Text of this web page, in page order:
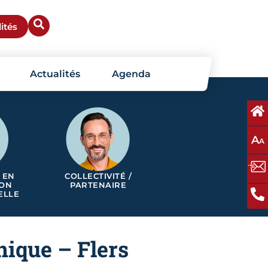
Actualités Agenda
AA
COLLECTIVITÉ /
PARTENAIRE
– Flers